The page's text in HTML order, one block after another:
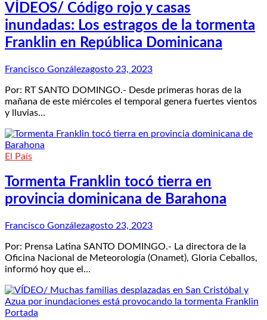
VÍDEOS/ Código rojo y casas
inundadas: Los estragos de la tormenta
Franklin en República Dominicana
Francisco Gonzálezagosto 23, 2023
Por: RT SANTO DOMINGO.- Desde primeras horas de la
mañana de este miércoles el temporal genera fuertes vientos
y lluvias…
El País
Tormenta Franklin tocó tierra en
provincia dominicana de Barahona
Francisco Gonzálezagosto 23, 2023
Por: Prensa Latina SANTO DOMINGO.- La directora de la
Oficina Nacional de Meteorología (Onamet), Gloria Ceballos,
informó hoy que el…
Portada